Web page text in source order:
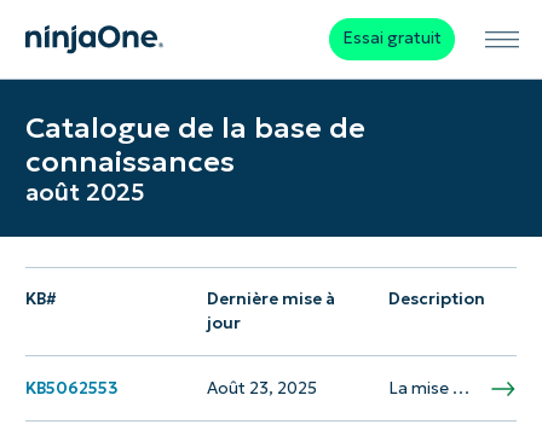
Essai gratuit
Catalogue de la base de
connaissances
août 2025
KB#
Dernière mise à
jour
Description
KB5062553 Août 23, 2025 La mise à jour KB5062553 est prévue pour la sortie le 8 juillet 2025 et est destinée à Windows 11 version 24h2. La mise à jour résout les problèmes de sécurité et comprend des améliorations des graphiques et des composants…